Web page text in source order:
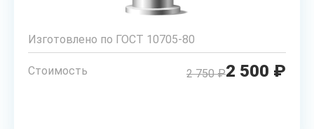
Изготовлено по ГОСТ 10705-80
Стоимость 2 750 ₽2 500 ₽